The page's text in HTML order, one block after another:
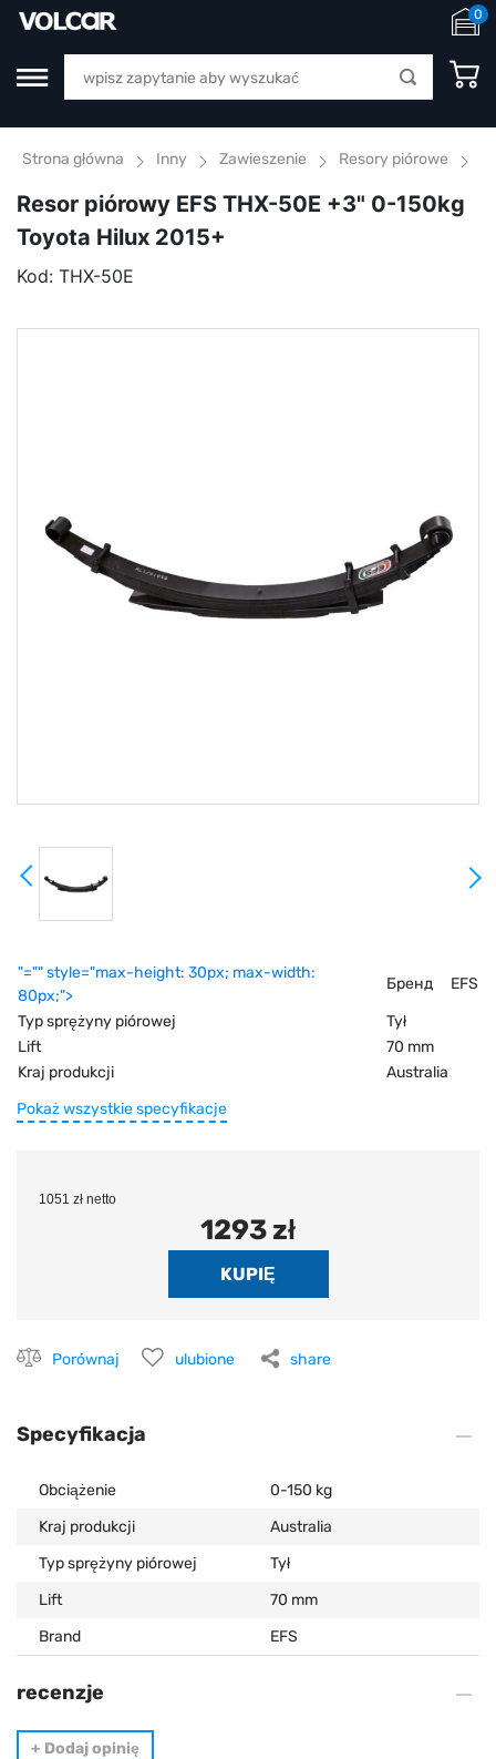
0
Strona główna Inny Zawieszenie Resory piórowe
Resor piórowy EFS THX-50E +3" 0-150kg
Toyota Hilux 2015+
Kod: THX-50E
"="" style="max-height: 30px; max-width:
80px;">
Бренд
EFS
Typ sprężyny piórowej
Tył
Lift
70 mm
Kraj produkcji
Australia
Pokaż wszystkie specyfikacje
1051 zł netto
1293 zł
Porównaj ulubione share
Specyfikacja
Obciążenie
0-150 kg
Kraj produkcji
Australia
Typ sprężyny piórowej
Tył
Lift
70 mm
Brand
EFS
recenzje
+ Dodaj opinię